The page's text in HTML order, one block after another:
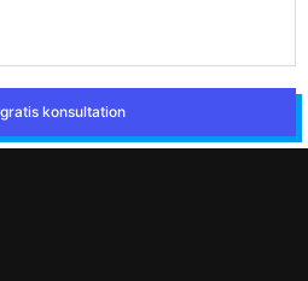
konsultation